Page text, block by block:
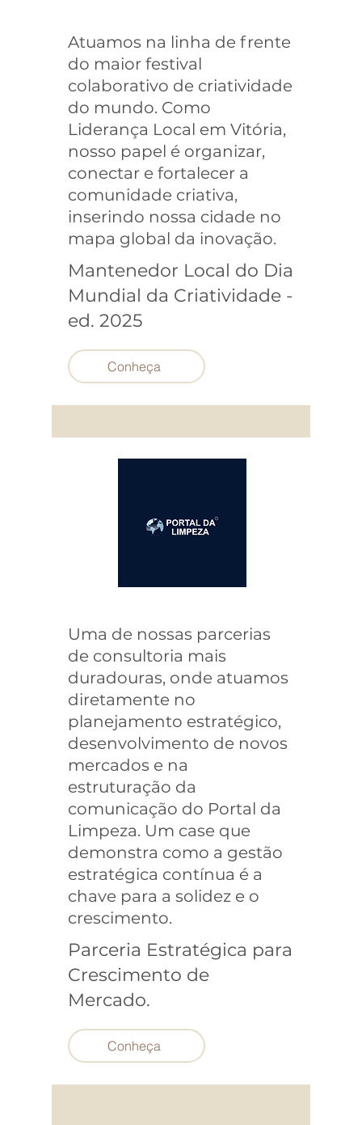
Atuamos na linha de frente
do maior festival
colaborativo de criatividade
do mundo. Como
Liderança Local em Vitória,
nosso papel é organizar,
conectar e fortalecer a
comunidade criativa,
inserindo nossa cidade no
mapa global da inovação.
Mantenedor Local do Dia
Mundial da Criatividade -
ed. 2025
Conheça
Uma de nossas parcerias
de consultoria mais
duradouras, onde atuamos
diretamente no
planejamento estratégico,
desenvolvimento de novos
mercados e na
estruturação da
comunicação do Portal da
Limpeza. Um case que
demonstra como a gestão
estratégica contínua é a
chave para a solidez e o
crescimento.
Parceria Estratégica para
Crescimento de
Mercado.
Conheça